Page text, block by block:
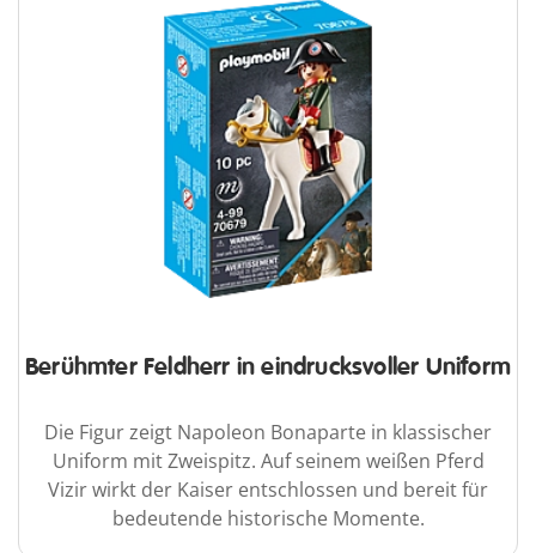
Berühmter Feldherr in eindrucksvoller Uniform
Die Figur zeigt Napoleon Bonaparte in klassischer
Uniform mit Zweispitz. Auf seinem weißen Pferd
Vizir wirkt der Kaiser entschlossen und bereit für
bedeutende historische Momente.